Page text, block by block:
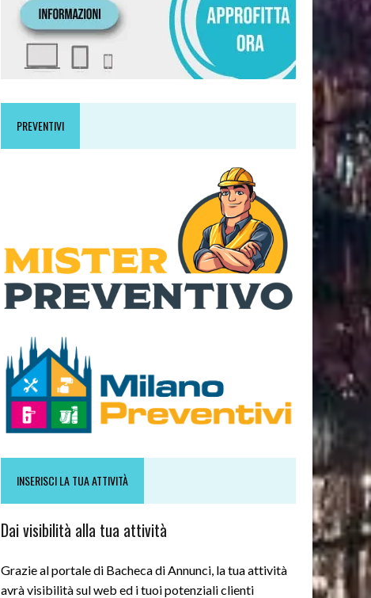
PREVENTIVI
INSERISCI LA TUA ATTIVITÀ
Dai visibilità alla tua attività
Grazie al portale di Bacheca di Annunci, la tua attività
avrà visibilità sul web ed i tuoi potenziali clienti